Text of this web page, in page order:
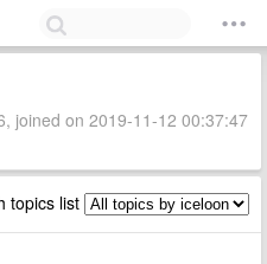
joined on 2019-11-12 00:37:47
topics list